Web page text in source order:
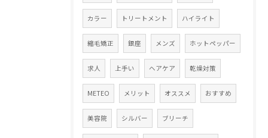
カラー トリートメント ハイライト
縮毛矯正 銀座 メンズ ホットペッパー
求人 上手い ヘアケア 乾燥対策
METEO メリット オススメ おすすめ
美容院 シルバー ブリーチ